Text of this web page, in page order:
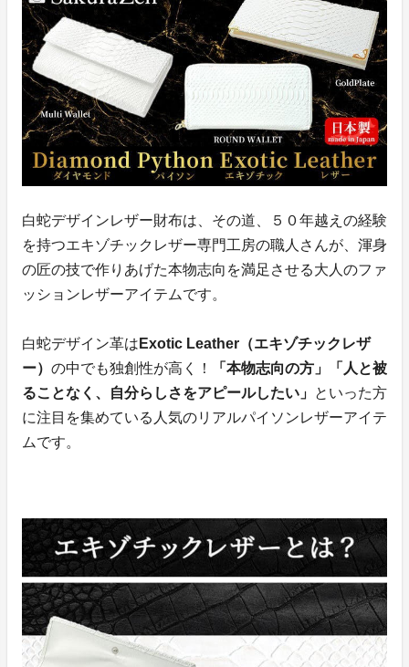
白蛇デザインレザー財布は、その道、５０年越えの経験
を持つエキゾチックレザー専門工房の職人さんが、渾身
の匠の技で作りあげた本物志向を満足させる大人のファ
ッションレザーアイテムです。
白蛇デザイン革は Exotic Leather（エキゾチックレザ
ー） の中でも独創性が高く！
「本物志向の方」「人と被
ることなく、自分らしさをアピールしたい」 といった方
に注目を集めている人気のリアルパイソンレザーアイテ
ムです。